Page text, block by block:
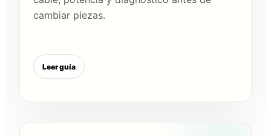
cambiar piezas.
Leer guía